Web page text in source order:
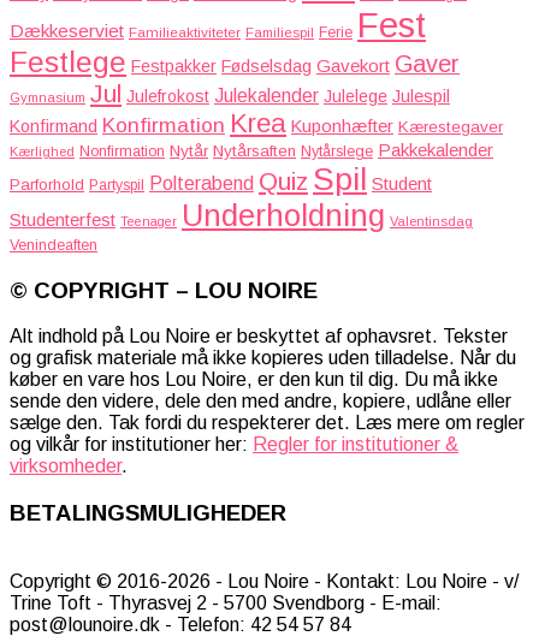
Dækkeserviet Familieaktiviteter Familiespil Ferie Fest
Festlege Festpakker Fødselsdag Gavekort Gaver
Gymnasium Jul Julefrokost Julekalender Julelege Julespil
Konfirmand Konfirmation Krea Kuponhæfter Kærestegaver
Kærlighed Nonfirmation Nytår Nytårsaften Nytårslege Pakkekalender
Parforhold Partyspil Polterabend Quiz Spil Student
Studenterfest Teenager Underholdning Valentinsdag
Venindeaften
© COPYRIGHT – LOU NOIRE
Alt indhold på Lou Noire er beskyttet af ophavsret. Tekster
og grafisk materiale må ikke kopieres uden tilladelse. Når du
køber en vare hos Lou Noire, er den kun til dig. Du må ikke
sende den videre, dele den med andre, kopiere, udlåne eller
sælge den. Tak fordi du respekterer det. Læs mere om regler
og vilkår for institutioner her: Regler for institutioner &
virksomheder.
BETALINGSMULIGHEDER
Copyright © 2016-2026 - Lou Noire - Kontakt: Lou Noire - v/
Trine Toft - Thyrasvej 2 - 5700 Svendborg - E-mail:
post@lounoire.dk - Telefon: 42 54 57 84